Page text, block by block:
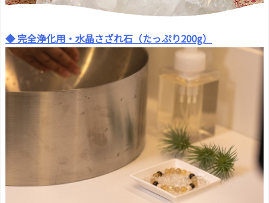
◆ 完全浄化用・水晶さざれ石（たっぷり200g）